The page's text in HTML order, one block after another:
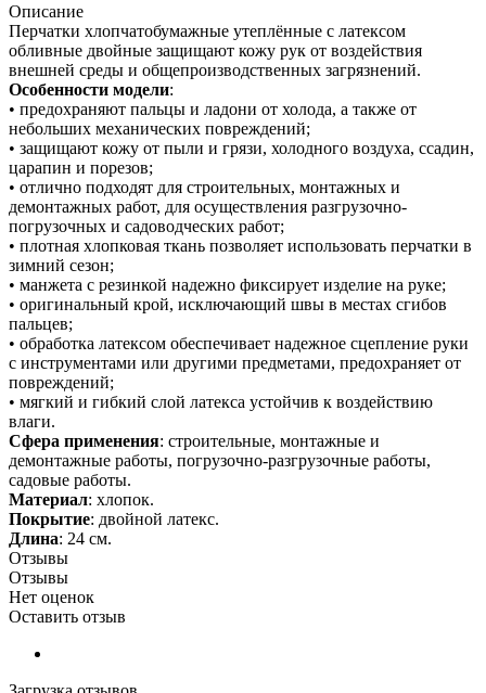
Описание
Перчатки хлопчатобумажные утеплённые с латексом
обливные двойные защищают кожу рук от воздействия
внешней среды и общепроизводственных загрязнений.
Особенности модели:
• предохраняют пальцы и ладони от холода, а также от
небольших механических повреждений;
• защищают кожу от пыли и грязи, холодного воздуха, ссадин,
царапин и порезов;
• отлично подходят для строительных, монтажных и
демонтажных работ, для осуществления разгрузочно-
погрузочных и садоводческих работ;
• плотная хлопковая ткань позволяет использовать перчатки в
зимний сезон;
• манжета с резинкой надежно фиксирует изделие на руке;
• оригинальный крой, исключающий швы в местах сгибов
пальцев;
• обработка латексом обеспечивает надежное сцепление руки
с инструментами или другими предметами, предохраняет от
повреждений;
• мягкий и гибкий слой латекса устойчив к воздействию
влаги.
Сфера применения: строительные, монтажные и
демонтажные работы, погрузочно-разгрузочные работы,
садовые работы.
Материал: хлопок.
Покрытие: двойной латекс.
Длина: 24 см.
Отзывы
Отзывы
Нет оценок
Оставить отзыв